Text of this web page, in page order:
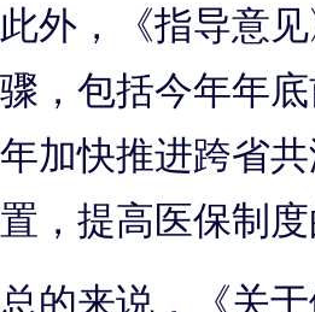
此外，《指导意
骤，包括今年年
年加快推进跨省
置，提高医保制度
总的来说，《关